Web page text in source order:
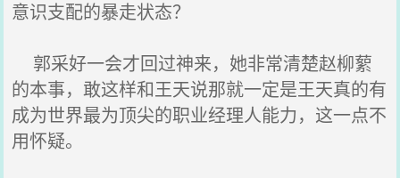
意识支配的暴走状态？
郭采好一会才回过神来，她非常清楚赵柳蕠
的本事，敢这样和王天说那就一定是王天真的有
成为世界最为顶尖的职业经理人能力，这一点不
用怀疑。